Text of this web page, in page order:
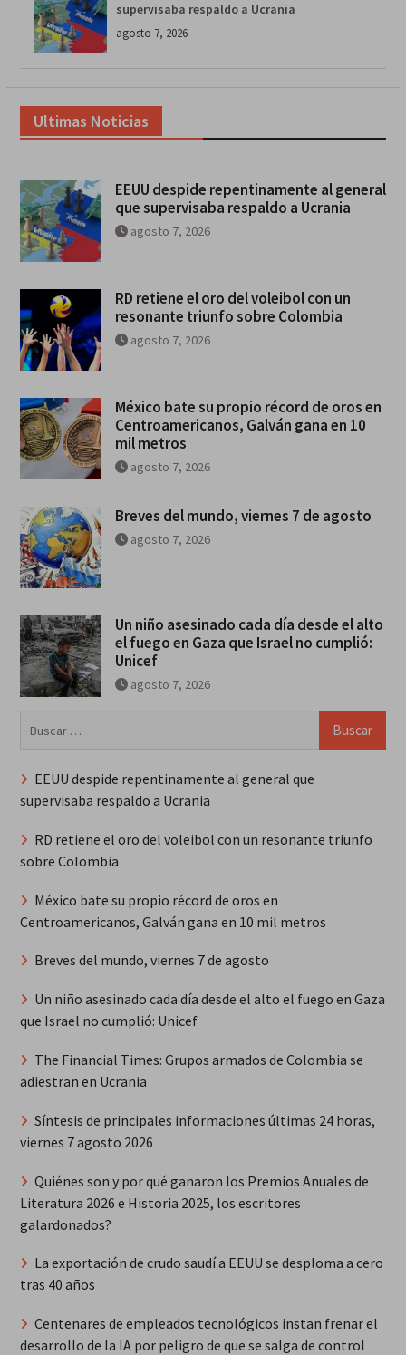
supervisaba respaldo a Ucrania
agosto 7, 2026
Ultimas Noticias
EEUU despide repentinamente al general
que supervisaba respaldo a Ucrania
agosto 7, 2026
RD retiene el oro del voleibol con un
resonante triunfo sobre Colombia
agosto 7, 2026
México bate su propio récord de oros en
Centroamericanos, Galván gana en 10
mil metros
agosto 7, 2026
Breves del mundo, viernes 7 de agosto
agosto 7, 2026
Un niño asesinado cada día desde el alto
el fuego en Gaza que Israel no cumplió:
Unicef
agosto 7, 2026
EEUU despide repentinamente al general que
supervisaba respaldo a Ucrania
RD retiene el oro del voleibol con un resonante triunfo
sobre Colombia
México bate su propio récord de oros en
Centroamericanos, Galván gana en 10 mil metros
Breves del mundo, viernes 7 de agosto
Un niño asesinado cada día desde el alto el fuego en Gaza
que Israel no cumplió: Unicef
The Financial Times: Grupos armados de Colombia se
adiestran en Ucrania
Síntesis de principales informaciones últimas 24 horas,
viernes 7 agosto 2026
Quiénes son y por qué ganaron los Premios Anuales de
Literatura 2026 e Historia 2025, los escritores
galardonados?
La exportación de crudo saudí a EEUU se desploma a cero
tras 40 años
Centenares de empleados tecnológicos instan frenar el
desarrollo de la IA por peligro de que se salga de control